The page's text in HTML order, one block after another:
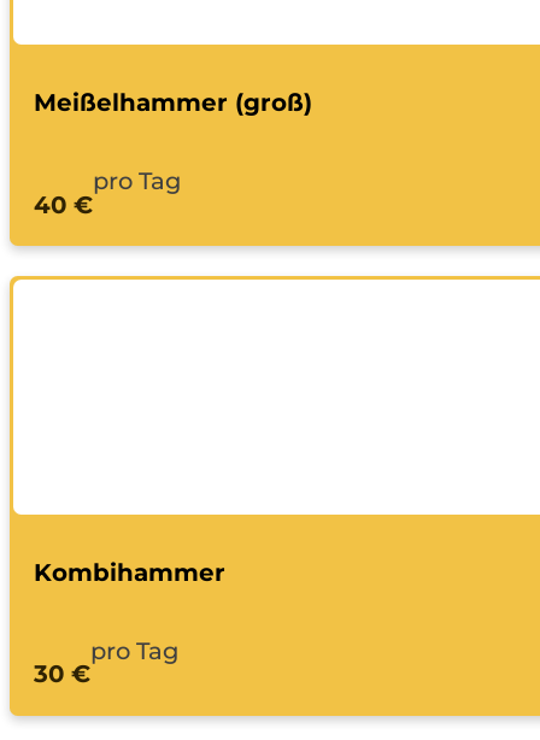
Meißelhammer (groß)
40 €
pro Tag
Kombihammer
30 €
pro Tag